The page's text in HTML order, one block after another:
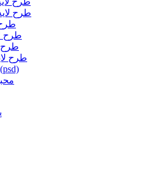
طرح
طرح
طرح
طرح
طرح
طرح هیدر سایت (psd)